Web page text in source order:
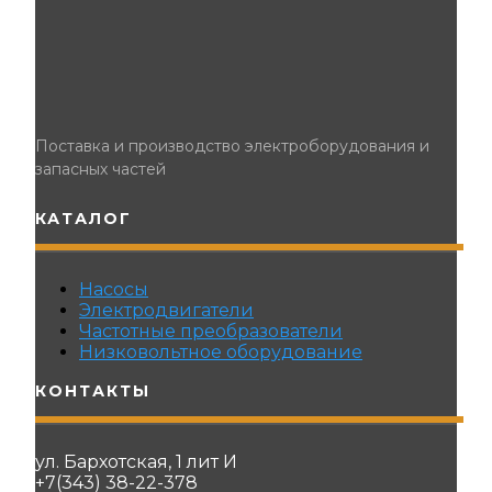
Поставка и производство электроборудования и
запасных частей
КАТАЛОГ
Насосы
Электродвигатели
Частотные преобразователи
Низковольтное оборудование
КОНТАКТЫ
ул. Бархотская, 1 лит И
+7(343) 38-22-378